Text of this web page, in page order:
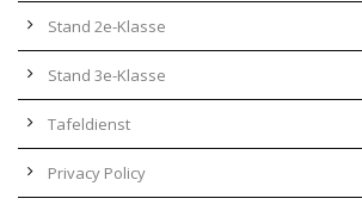
Stand 2e-Klasse
Stand 3e-Klasse
Tafeldienst
Privacy Policy